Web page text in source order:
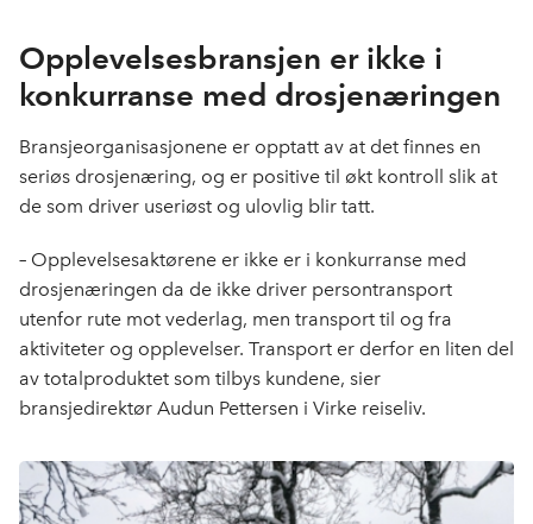
Opplevelsesbransjen er ikke i
konkurranse med drosjenæringen
Bransjeorganisasjonene er opptatt av at det finnes en
seriøs drosjenæring, og er positive til økt kontroll slik at
de som driver useriøst og ulovlig blir tatt.
– Opplevelsesaktørene er ikke er i konkurranse med
drosjenæringen da de ikke driver persontransport
utenfor rute mot vederlag, men transport til og fra
aktiviteter og opplevelser. Transport er derfor en liten del
av totalproduktet som tilbys kundene, sier
bransjedirektør Audun Pettersen i Virke reiseliv.